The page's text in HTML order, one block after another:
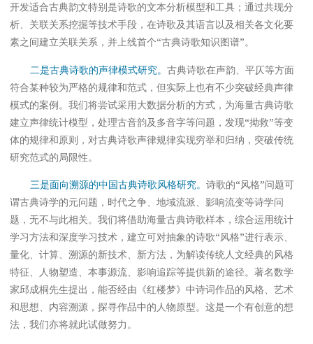
开发适合古典韵文特别是诗歌的文本分析模型和工具；通过共现分
析、关联关系挖掘等技术手段，在诗歌及其语言以及相关各文化要
素之间建立关联关系，并上线首个“古典诗歌知识图谱”。
二是古典诗歌的声律模式研究。古典诗歌在声韵、平仄等方面
符合某种较为严格的规律和范式，但实际上也有不少突破经典声律
模式的案例。我们将尝试采用大数据分析的方式，为海量古典诗歌
建立声律统计模型，处理古音韵及多音字等问题，发现“拗救”等变
体的规律和原则，对古典诗歌声律规律实现穷举和归纳，突破传统
研究范式的局限性。
三是面向溯源的中国古典诗歌风格研究。诗歌的“风格”问题可
谓古典诗学的元问题，时代之争、地域流派、影响流变等诗学问
题，无不与此相关。我们将借助海量古典诗歌样本，综合运用统计
学习方法和深度学习技术，建立可对抽象的诗歌“风格”进行表示、
量化、计算、溯源的新技术、新方法，为解读传统人文经典的风格
特征、人物塑造、本事源流、影响追踪等提供新的途径。著名数学
家邱成桐先生提出，能否经由《红楼梦》中诗词作品的风格、艺术
和思想、内容溯源，探寻作品中的人物原型。这是一个有创意的想
法，我们亦将就此试做努力。